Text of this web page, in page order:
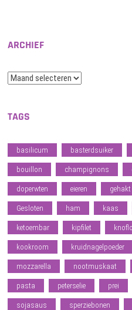
ARCHIEF
Archief
TAGS
basilicum basterdsuiker
bouillon champignons
doperwten eieren gehakt
Gesloten ham kaas
ketoembar kipfilet
kookroom kruidnagelpoeder
mozzarella nootmuskaat
pasta peterselie prei
sojasaus sperziebonen